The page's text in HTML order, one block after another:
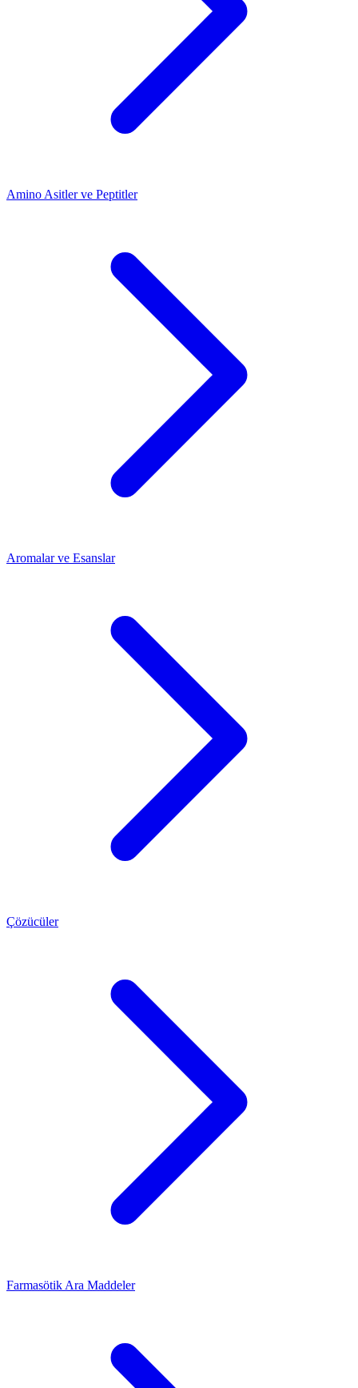
Amino Asitler ve Peptitler
Aromalar ve Esanslar
Çözücüler
Farmasötik Ara Maddeler